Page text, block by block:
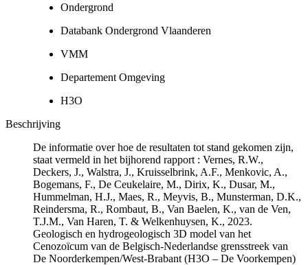
Ondergrond
Databank Ondergrond Vlaanderen
VMM
Departement Omgeving
H3O
Beschrijving
De informatie over hoe de resultaten tot stand gekomen zijn,
staat vermeld in het bijhorend rapport : Vernes, R.W.,
Deckers, J., Walstra, J., Kruisselbrink, A.F., Menkovic, A.,
Bogemans, F., De Ceukelaire, M., Dirix, K., Dusar, M.,
Hummelman, H.J., Maes, R., Meyvis, B., Munsterman, D.K.,
Reindersma, R., Rombaut, B., Van Baelen, K., van de Ven,
T.J.M., Van Haren, T. & Welkenhuysen, K., 2023.
Geologisch en hydrogeologisch 3D model van het
Cenozoïcum van de Belgisch-Nederlandse grensstreek van
De Noorderkempen/West-Brabant (H3O – De Voorkempen)